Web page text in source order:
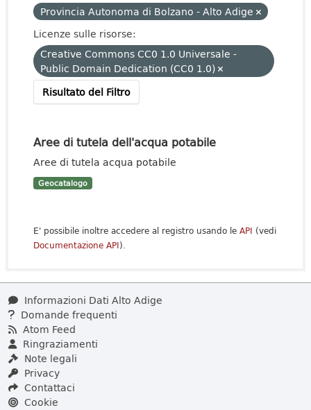
Provincia Autonoma di Bolzano - Alto Adige
Licenze sulle risorse:
Creative Commons CC0 1.0 Universale -
Public Domain Dedication (CC0 1.0)
Risultato del Filtro
Aree di tutela dell'acqua potabile
Aree di tutela acqua potabile
Geocatalogo
E' possibile inoltre accedere al registro usando le API (vedi
Documentazione API).
Informazioni Dati Alto Adige
Domande frequenti
Atom Feed
Ringraziamenti
Note legali
Privacy
Contattaci
Cookie